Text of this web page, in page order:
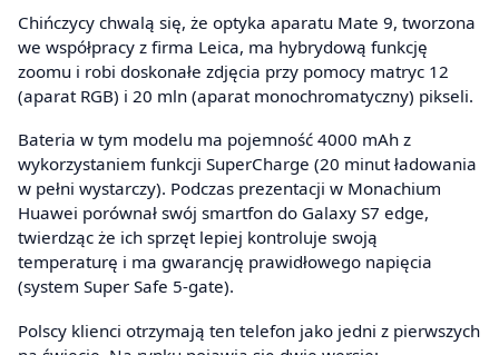
Chińczycy chwalą się, że optyka aparatu Mate 9, tworzona
we współpracy z firma Leica, ma hybrydową funkcję
zoomu i robi doskonałe zdjęcia przy pomocy matryc 12
(aparat RGB) i 20 mln (aparat monochromatyczny) pikseli.
Bateria w tym modelu ma pojemność 4000 mAh z
wykorzystaniem funkcji SuperCharge (20 minut ładowania
w pełni wystarczy). Podczas prezentacji w Monachium
Huawei porównał swój smartfon do Galaxy S7 edge,
twierdząc że ich sprzęt lepiej kontroluje swoją
temperaturę i ma gwarancję prawidłowego napięcia
(system Super Safe 5-gate).
Polscy klienci otrzymają ten telefon jako jedni z pierwszych